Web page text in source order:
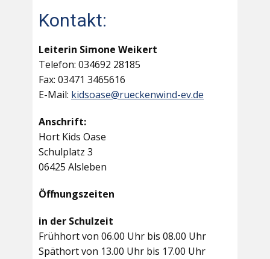
Kontakt:
Leiterin Simone Weikert
Telefon: 034692 28185
Fax: 03471 3465616
E-Mail: kidsoase@rueckenwind-ev.de
Anschrift:
Hort Kids Oase
Schulplatz 3
06425 Alsleben
Öffnungszeiten
in der Schulzeit
Frühhort von 06.00 Uhr bis 08.00 Uhr
Späthort von 13.00 Uhr bis 17.00 Uhr